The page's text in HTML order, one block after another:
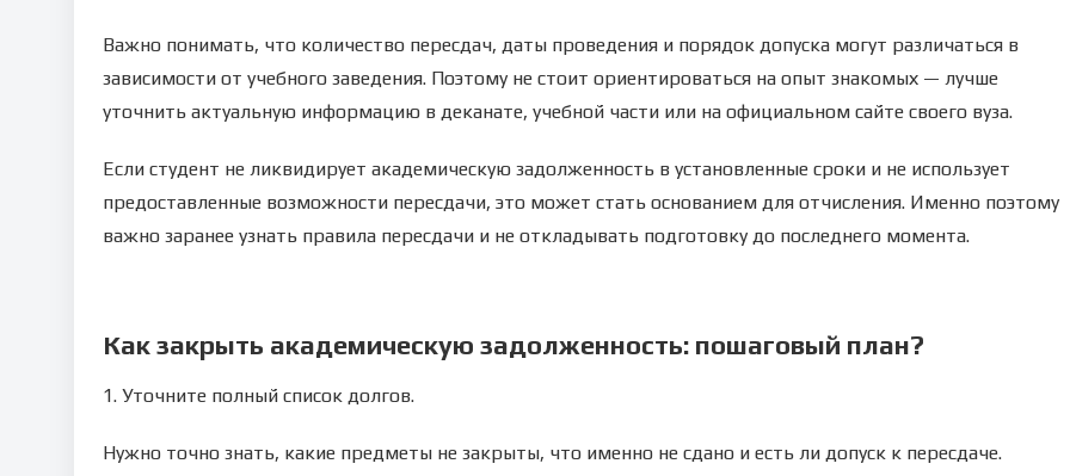
Важно понимать, что количество пересдач, даты проведения и порядок допуска могут различаться в
зависимости от учебного заведения. Поэтому не стоит ориентироваться на опыт знакомых — лучше
уточнить актуальную информацию в деканате, учебной части или на официальном сайте своего вуза.
Если студент не ликвидирует академическую задолженность в установленные сроки и не использует
предоставленные возможности пересдачи, это может стать основанием для отчисления. Именно поэтому
важно заранее узнать правила пересдачи и не откладывать подготовку до последнего момента.
Как закрыть академическую задолженность: пошаговый план?
1. Уточните полный список долгов.
Нужно точно знать, какие предметы не закрыты, что именно не сдано и есть ли допуск к пересдаче.